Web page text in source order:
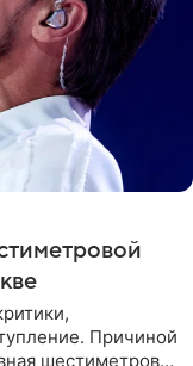
Причиной
шестиметровая